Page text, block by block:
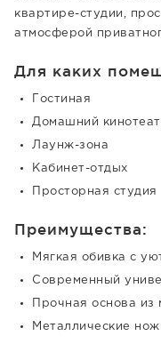
квартире-студии,
атмосферой
Для каких
Гостиная
Домашний
Лаунж-зона
Кабинет-отдых
Просторная студия
Преимущества:
Мягкая обивка с
Современный
Прочная основа
Металлические